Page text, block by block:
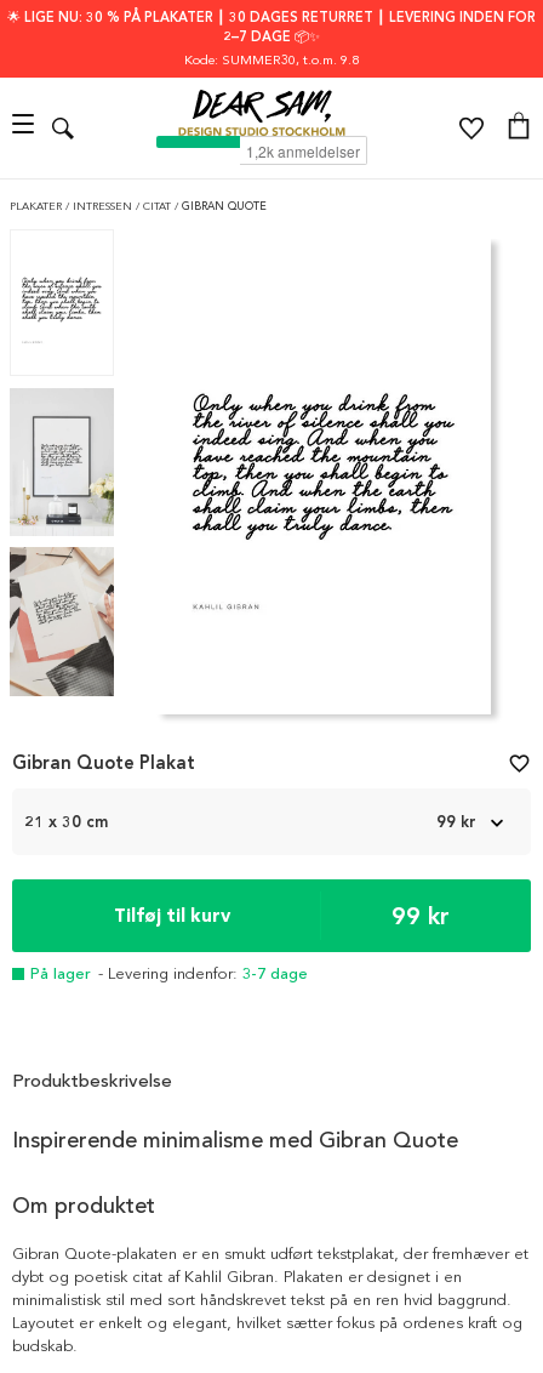
🌟 LIGE NU: 30 % PÅ PLAKATER ┃ 30 DAGES RETURRET ┃ LEVERING INDEN FOR
2–7 DAGE 📦✨
Kode: SUMMER30, t.o.m. 9.8
PLAKATER / INTRESSEN / CITAT / GIBRAN QUOTE
1
21 x 30 cm 99 kr
Tilføj til kurv 99 kr
På lager - Levering indenfor: 3-7 dage
Gibran Quote Plakat favorite_border
Produktbeskrivelse
Inspirerende minimalisme med Gibran Quote
Om produktet
Gibran Quote-plakaten er en smukt udført tekstplakat, der fremhæver et
dybt og poetisk citat af Kahlil Gibran. Plakaten er designet i en
minimalistisk stil med sort håndskrevet tekst på en ren hvid baggrund.
Layoutet er enkelt og elegant, hvilket sætter fokus på ordenes kraft og
budskab.